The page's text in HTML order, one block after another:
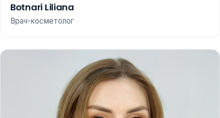
Botnari Liliana
Врач-косметолог